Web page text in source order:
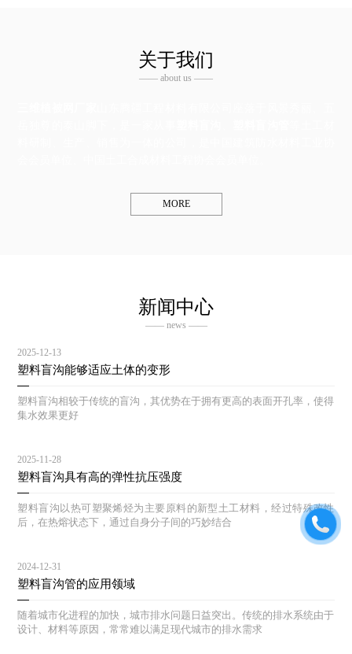
关于我们
—— about us ——
MORE
新闻中心
—— news ——
2025-12-13
塑料盲沟能够适应土体的变形
塑料盲沟相较于传统的盲沟，其优势在于拥有更高的表面开孔率，使得
集水效果更好
2025-11-28
塑料盲沟具有高的弹性抗压强度
塑料盲沟以热可塑聚烯烃为主要原料的新型土工材料，经过特殊改性
后，在热熔状态下，通过自身分子间的巧妙结合
2024-12-31
塑料盲沟管的应用领域
随着城市化进程的加快，城市排水问题日益突出。传统的排水系统由于
设计、材料等原因，常常难以满足现代城市的排水需求